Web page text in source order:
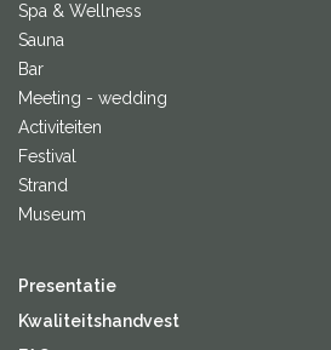
Spa & Wellness
Sauna
Bar
Meeting - wedding
Activiteiten
Festival
Strand
Museum
Presentatie
Kwaliteitshandvest